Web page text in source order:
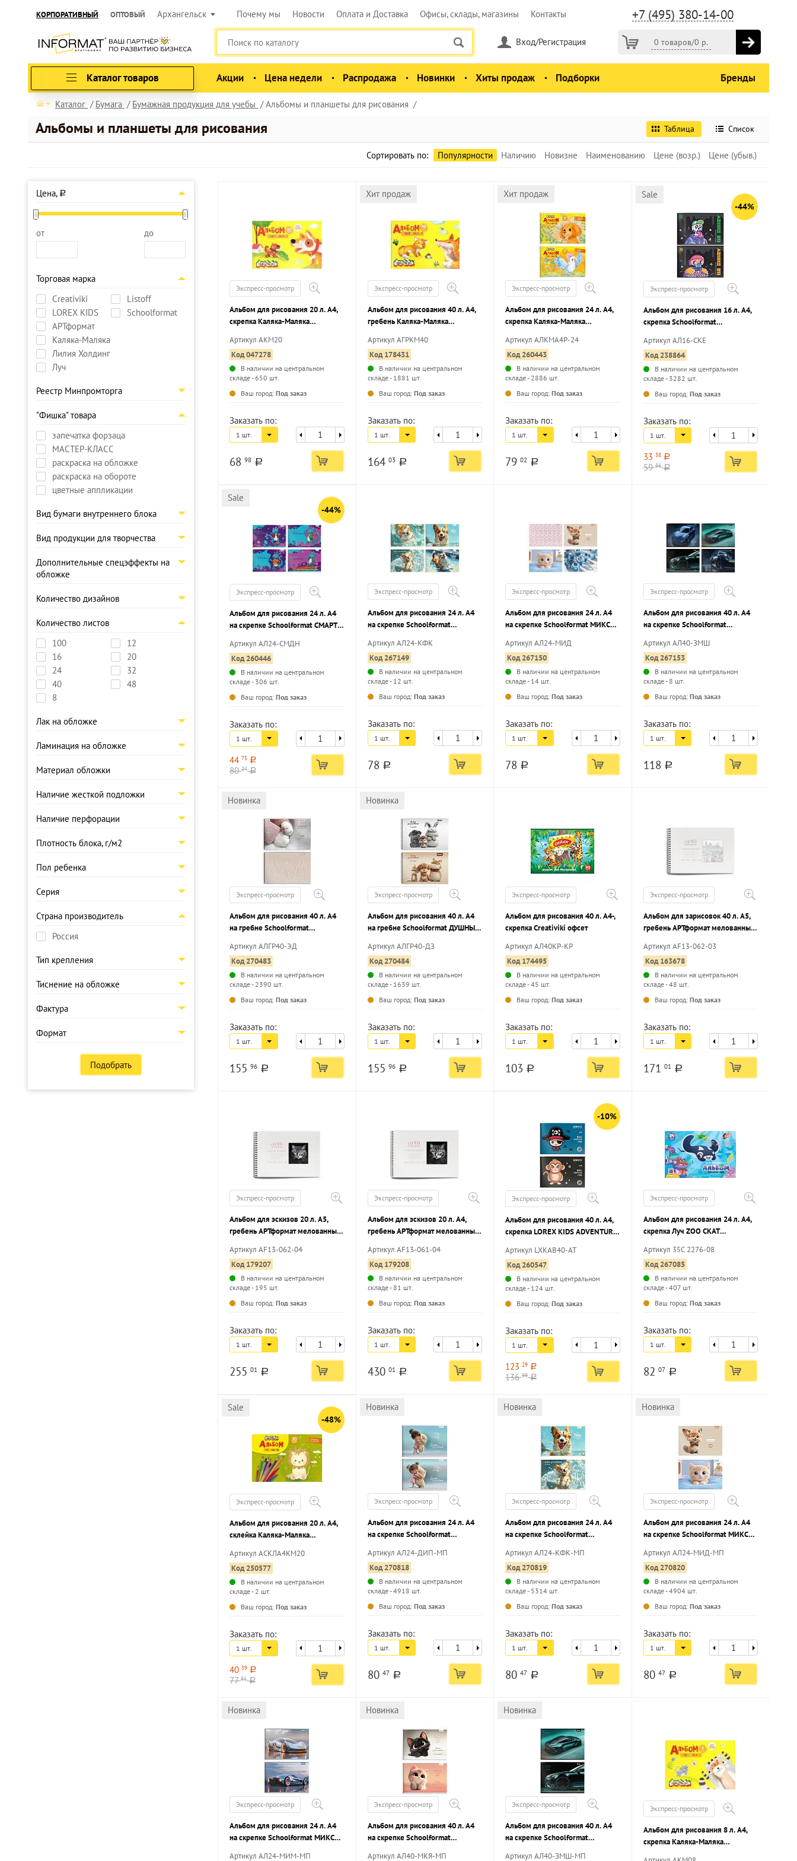
КОРПОРАТИВНЫЙ ОПТОВЫЙ Архангельск +7 (495) 380-14-00
Почему мы Новости Оплата и Доставка Офисы, склады, магазины Контакты
0 товаров/0 р.
Вход/Регистрация
Каталог товаров Акции Цена недели Распродажа Новинки Хиты продаж Подборки Бренды
Каталог Бумага Бумажная продукция для учебы Альбомы и планшеты для рисования
Альбомы и планшеты для рисования Таблица Список
Сортировать по: Популярности Наличию Новизне Наименованию Цене (возр.) Цене (убыв.)
Цена, a
от до
Торговая марка
Creativiki
Listoff
LOREX KIDS
Schoolformat
АРТформат
Каляка-Маляка
Лилия Холдинг
Луч
Реестр Минпромторга
"Фишка" товара
запечатка форзаца
МАСТЕР-КЛАСС
раскраска на обложке
раскраска на обороте
цветные аппликации
Вид бумаги внутреннего блока
Вид продукции для творчества
Дополнительные спецэффекты на
обложке
Количество дизайнов
Количество листов
100
12
16
20
24
32
40
48
8
Лак на обложке
Ламинация на обложке
Материал обложки
Наличие жесткой подложки
Наличие перфорации
Плотность блока, г/м2
Пол ребенка
Серия
Страна производитель
Россия
Тип крепления
Тиснение на обложке
Фактура
Формат
Подобрать
Экспресс-просмотр
Альбом для рисования 20 л. А4,
скрепка Каляка-Маляка
офсетная бумага, раскраска на
обложке
Артикул АКМ20
Код 047278
В наличии на центральном
складе - 650 шт.
Ваш город: Под заказ
Заказать по:
1 шт.
68 98 a
Хит продаж
Экспресс-просмотр
Альбом для рисования 40 л. А4,
гребень Каляка-Маляка
офсетная бумага
Артикул АГРКМ40
Код 178431
В наличии на центральном
складе - 1881 шт.
Ваш город: Под заказ
Заказать по:
1 шт.
164 03 a
Хит продаж
Экспресс-просмотр
Альбом для рисования 24 л. А4,
скрепка Каляка-Маляка
офсетная бумага, раскраска на
обложке
Артикул АЛКМА4Р-24
Код 260443
В наличии на центральном
складе - 2886 шт.
Ваш город: Под заказ
Заказать по:
1 шт.
79 02 a
Sale
-44%
Экспресс-просмотр
Альбом для рисования 16 л. А4,
скрепка Schoolformat
сплошной УФ-лак, офсетная
бумага
Артикул АЛ16-СКЕ
Код 238864
В наличии на центральном
складе - 3282 шт.
Ваш город: Под заказ
Заказать по:
1 шт.
33 38 a
5986 a
Sale
-44%
Экспресс-просмотр
Альбом для рисования 24 л. А4
на скрепке Schoolformat СМАРТ
лак, офсет
Артикул АЛ24-СМДН
Код 260446
В наличии на центральном
складе - 306 шт.
Ваш город: Под заказ
Заказать по:
1 шт.
44 75 a
8024 a
Экспресс-просмотр
Альбом для рисования 24 л. А4
на скрепке Schoolformat
мелованный картон, сплошной
УФ-лак, офсет
Артикул АЛ24-КФК
Код 267149
В наличии на центральном
складе - 12 шт.
Ваш город: Под заказ
Заказать по:
1 шт.
78 a
Экспресс-просмотр
Альбом для рисования 24 л. А4
на скрепке Schoolformat МИКС
картон, сплошной УФ-лак, офсет
Артикул АЛ24-МИД
Код 267150
В наличии на центральном
складе - 14 шт.
Ваш город: Под заказ
Заказать по:
1 шт.
78 a
Экспресс-просмотр
Альбом для рисования 40 л. А4
на скрепке Schoolformat
картон, ВД-лак, офсет
Артикул АЛ40-ЗМШ
Код 267153
В наличии на центральном
складе - 8 шт.
Ваш город: Под заказ
Заказать по:
1 шт.
118 a
Новинка
Экспресс-просмотр
Альбом для рисования 40 л. А4
на гребне Schoolformat
мелованный картон, ВД-лак,
офсет
Артикул АЛГР40-ЭД
Код 270483
В наличии на центральном
складе - 2390 шт.
Ваш город: Под заказ
Заказать по:
1 шт.
155 96 a
Новинка
Экспресс-просмотр
Альбом для рисования 40 л. А4
на гребне Schoolformat ДУШНЫЕ
ВД-лак, офсет
Артикул АЛГР40-ДЗ
Код 270484
В наличии на центральном
складе - 1639 шт.
Ваш город: Под заказ
Заказать по:
1 шт.
155 96 a
Экспресс-просмотр
Альбом для рисования 40 л. А4-,
скрепка Creativiki офсет
Артикул АЛ40КР-КР
Код 174495
В наличии на центральном
складе - 45 шт.
Ваш город: Под заказ
Заказать по:
1 шт.
103 a
Экспресс-просмотр
Альбом для зарисовок 40 л. А5,
гребень АРТформат мелованный
подложкой, офсетная бумага 160
г/м2
Артикул AF13-062-03
Код 163678
В наличии на центральном
складе - 48 шт.
Ваш город: Под заказ
Заказать по:
1 шт.
171 01 a
Экспресс-просмотр
Альбом для эскизов 20 л. А5,
гребень АРТформат мелованный
подложкой, черная бумага 120 г/
м2
Артикул AF13-062-04
Код 179207
В наличии на центральном
складе - 195 шт.
Ваш город: Под заказ
Заказать по:
1 шт.
255 01 a
Экспресс-просмотр
Альбом для эскизов 20 л. А4,
гребень АРТформат мелованный
подложкой, черная бумага 120 г/
м2
Артикул AF13-061-04
Код 179208
В наличии на центральном
складе - 81 шт.
Ваш город: Под заказ
Заказать по:
1 шт.
430 01 a
-10%
Экспресс-просмотр
Альбом для рисования 40 л. А4,
скрепка LOREX KIDS ADVENTURE
матовая ламинация, фольга,
выборочный УФ-лак, офсетная
Артикул LXKAB40-AT
Код 260547
В наличии на центральном
складе - 124 шт.
Ваш город: Под заказ
Заказать по:
1 шт.
123 29 a
13699 a
Экспресс-просмотр
Альбом для рисования 24 л. А4,
скрепка Луч ZOO СКАТ
бумага
Артикул 35С 2276-08
Код 267085
В наличии на центральном
складе - 407 шт.
Ваш город: Под заказ
Заказать по:
1 шт.
82 07 a
Sale
-48%
Экспресс-просмотр
Альбом для рисования 20 л. А4,
склейка Каляка-Маляка
офсетная бумага, раскраска на
обороте
Артикул АСКЛА4КМ20
Код 250577
В наличии на центральном
складе - 2 шт.
Ваш город: Под заказ
Заказать по:
1 шт.
40 39 a
7781 a
Новинка
Экспресс-просмотр
Альбом для рисования 24 л. А4
на скрепке Schoolformat
мелованный картон, ВД-лак,
офсетная бумага, 2 дизайна
Артикул АЛ24-ДИП-МП
Код 270818
В наличии на центральном
складе - 4918 шт.
Ваш город: Под заказ
Заказать по:
1 шт.
80 47 a
Новинка
Экспресс-просмотр
Альбом для рисования 24 л. А4
на скрепке Schoolformat
мелованный картон, ВД-лак,
офсетная бумага, 2 дизайна
Артикул АЛ24-КФК-МП
Код 270819
В наличии на центральном
складе - 5314 шт.
Ваш город: Под заказ
Заказать по:
1 шт.
80 47 a
Новинка
Экспресс-просмотр
Альбом для рисования 24 л. А4
на скрепке Schoolformat МИКС
картон, ВД-лак, офсетная бумага,
2 дизайна
Артикул АЛ24-МИД-МП
Код 270820
В наличии на центральном
складе - 4904 шт.
Ваш город: Под заказ
Заказать по:
1 шт.
80 47 a
Новинка
Экспресс-просмотр
Альбом для рисования 24 л. А4
на скрепке Schoolformat МИКС
Артикул АЛ24-МИМ-МП
Новинка
Экспресс-просмотр
Альбом для рисования 40 л. А4
на скрепке Schoolformat
Артикул АЛ40-МКЯ-МП
Новинка
Экспресс-просмотр
Альбом для рисования 40 л. А4
на скрепке Schoolformat
Артикул АЛ40-ЗМШ-МП
Экспресс-просмотр
Альбом для рисования 8 л. А4,
скрепка Каляка-Маляка